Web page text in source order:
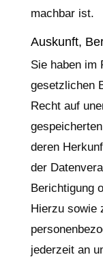
machbar ist.
Auskunft,
Sie haben im
gesetzlichen
Recht auf
deren
der
Berichtigung
Hierzu sowie
jederzeit an